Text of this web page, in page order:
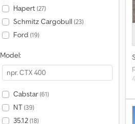
Hapert(27)
Schmitz Cargobull (23)
Ford (19)
Model:
Cabstar(61)
NT(39)
35.12(18)